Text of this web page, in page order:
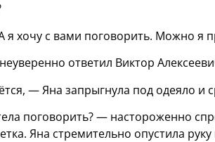
я хочу с вами поговорить. Можно я
ответил Виктор
— Яна запрыгнула под одеяло и
поговорить? — настороженно
Яна стремительно опустила